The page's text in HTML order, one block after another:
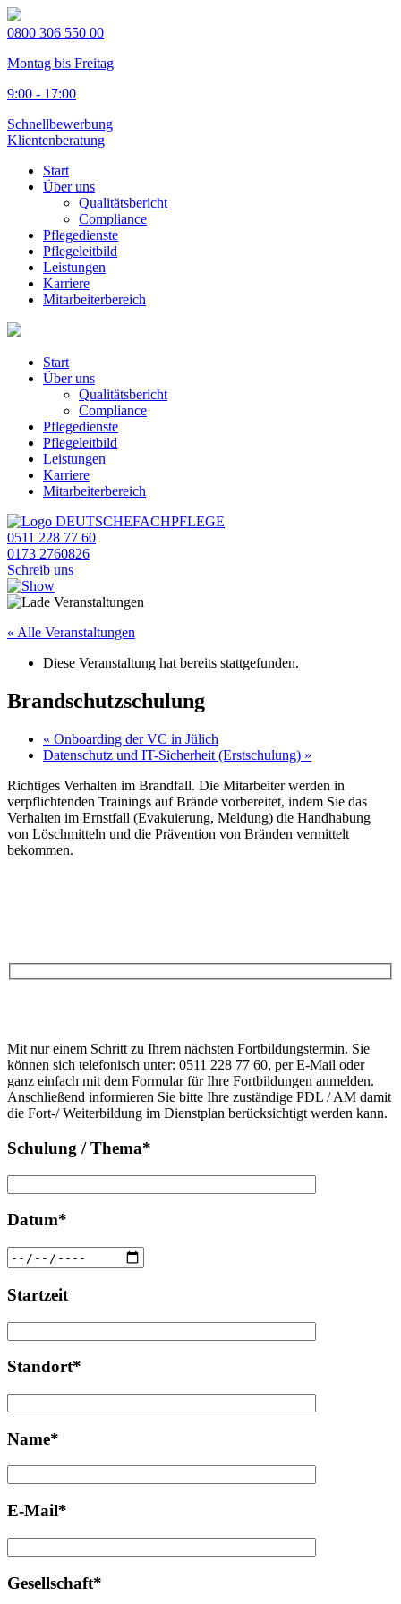
0800 306 550 00
Montag bis Freitag
9:00 - 17:00
Schnellbewerbung
Klientenberatung
Start
Über uns
Qualitätsbericht
Compliance
Pflegedienste
Pflegeleitbild
Leistungen
Karriere
Mitarbeiterbereich
Start
Über uns
Qualitätsbericht
Compliance
Pflegedienste
Pflegeleitbild
Leistungen
Karriere
Mitarbeiterbereich
0511 228 77 60
0173 2760826
Schreib uns
« Alle Veranstaltungen
Diese Veranstaltung hat bereits stattgefunden.
Brandschutzschulung
« Onboarding der VC in Jülich
Datenschutz und IT-Sicherheit (Erstschulung) »
Richtiges Verhalten im Brandfall. Die Mitarbeiter werden in
verpflichtenden Trainings auf Brände vorbereitet, indem Sie das
Verhalten im Ernstfall (Evakuierung, Meldung) die Handhabung
von Löschmitteln und die Prävention von Bränden vermittelt
bekommen.
Feld
leer.
lasse
dieses
Feld
leer.
Mit nur einem Schritt zu Ihrem nächsten Fortbildungstermin. Sie
können sich telefonisch unter: 0511 228 77 60, per E-Mail oder
ganz einfach mit dem Formular für Ihre Fortbildungen anmelden.
Anschließend informieren Sie bitte Ihre zuständige PDL / AM damit
die Fort-/ Weiterbildung im Dienstplan berücksichtigt werden kann.
Schulung / Thema*
Datum*
Startzeit
Standort*
Name*
E-Mail*
Gesellschaft*